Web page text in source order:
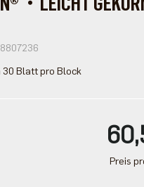
30 Blatt pro Block
Preis